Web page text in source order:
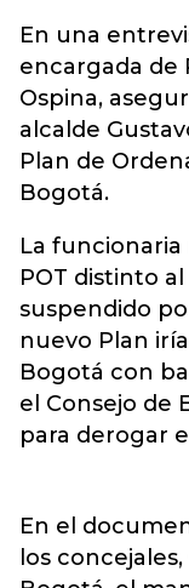
En una
encargada de
Ospina,
alcalde
Plan de
Bogotá.
La
POT distinto
suspendido
nuevo Plan
Bogotá con
el Consejo de
para derogar
En el
los